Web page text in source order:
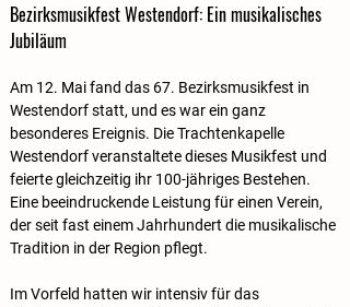
Bezirksmusikfest Westendorf: Ein musikalisches
Jubiläum
Am 12. Mai fand das 67. Bezirksmusikfest in
Westendorf statt, und es war ein ganz
besonderes Ereignis. Die Trachtenkapelle
Westendorf veranstaltete dieses Musikfest und
feierte gleichzeitig ihr 100-jähriges Bestehen.
Eine beeindruckende Leistung für einen Verein,
der seit fast einem Jahrhundert die musikalische
Tradition in der Region pflegt.
Im Vorfeld hatten wir intensiv für das